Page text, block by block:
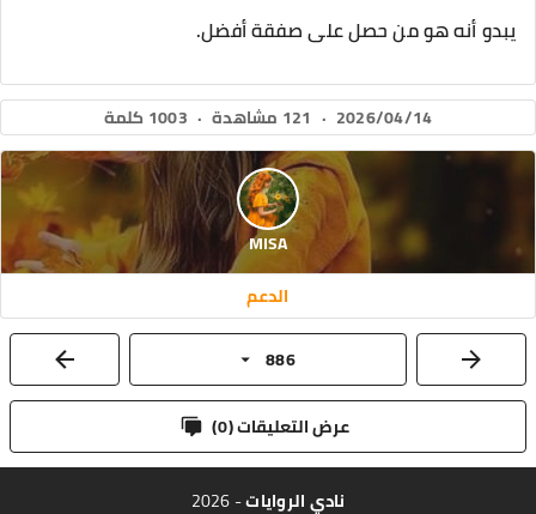
يبدو أنه هو من حصل على صفقة أفضل.
2026/04/14
· 121 مشاهدة · 1003 كلمة
MISA
الدعم
886
عرض التعليقات ( 0
)
نادي الروايات- 2026